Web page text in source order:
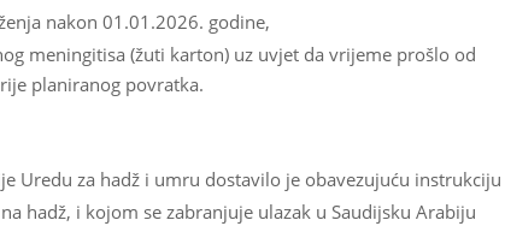
nakon 01.01.2026. godine,
meningitisa (žuti karton) uz uvjet da vrijeme prošlo od
planiranog povratka.
Uredu za hadž i umru dostavilo je obavezujuću instrukciju
hadž, i kojom se zabranjuje ulazak u Saudijsku Arabiju